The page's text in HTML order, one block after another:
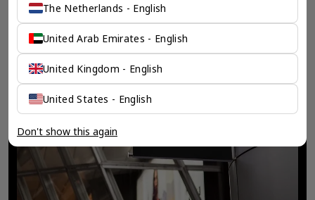
The Netherlands - English
United Arab Emirates - English
United Kingdom - English
United States - English
Don't show this again